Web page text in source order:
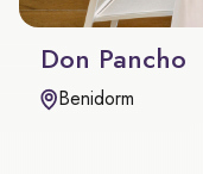
Don Pancho
Benidorm